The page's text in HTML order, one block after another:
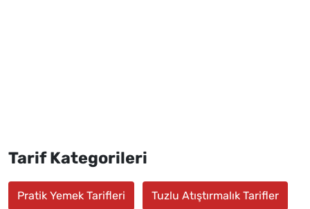
Tarif Kategorileri
Pratik Yemek Tarifleri Tuzlu Atıştırmalık Tarifler